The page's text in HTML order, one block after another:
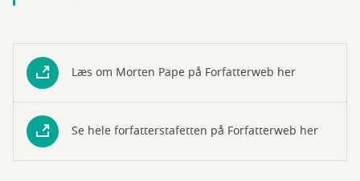
Læs om Morten Pape på Forfatterweb her
Se hele forfatterstafetten på Forfatterweb her